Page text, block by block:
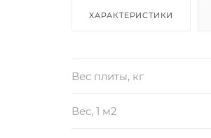
ХАРАКТЕРИСТИКИ
Вес плиты, кг
Вес, 1 м2